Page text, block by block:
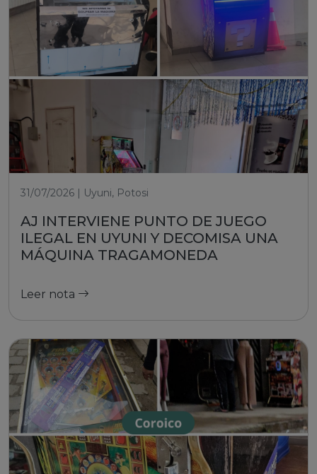
31/07/2026 | Uyuni, Potosi
AJ INTERVIENE PUNTO DE JUEGO
ILEGAL EN UYUNI Y DECOMISA UNA
MÁQUINA TRAGAMONEDA
Leer nota